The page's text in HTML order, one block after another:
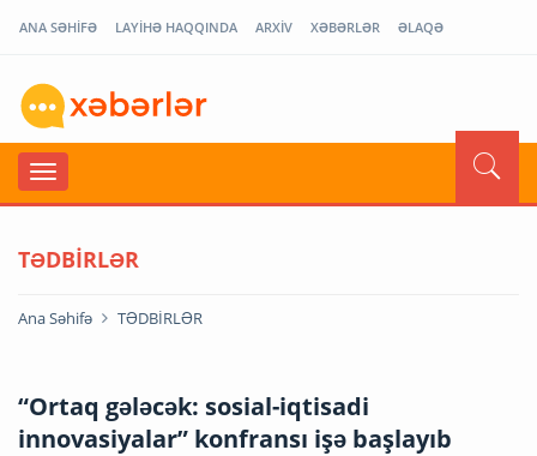
ANA SƏHİFƏ LAYİHƏ HAQQINDA ARXİV XƏBƏRLƏR ƏLAQƏ
TƏDBİRLƏR
Ana Səhifə TƏDBİRLƏR
“Ortaq gələcək: sosial-iqtisadi
innovasiyalar” konfransı işə başlayıb